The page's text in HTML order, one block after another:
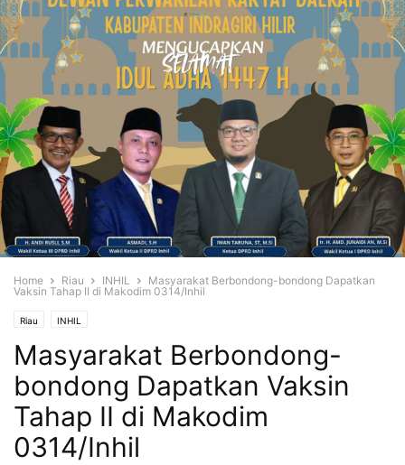
Home Riau INHIL
Masyarakat Berbondong-bondong Dapatkan
Vaksin Tahap II di Makodim 0314/Inhil
Riau INHIL
Masyarakat Berbondong-
bondong Dapatkan Vaksin
Tahap II di Makodim
0314/Inhil